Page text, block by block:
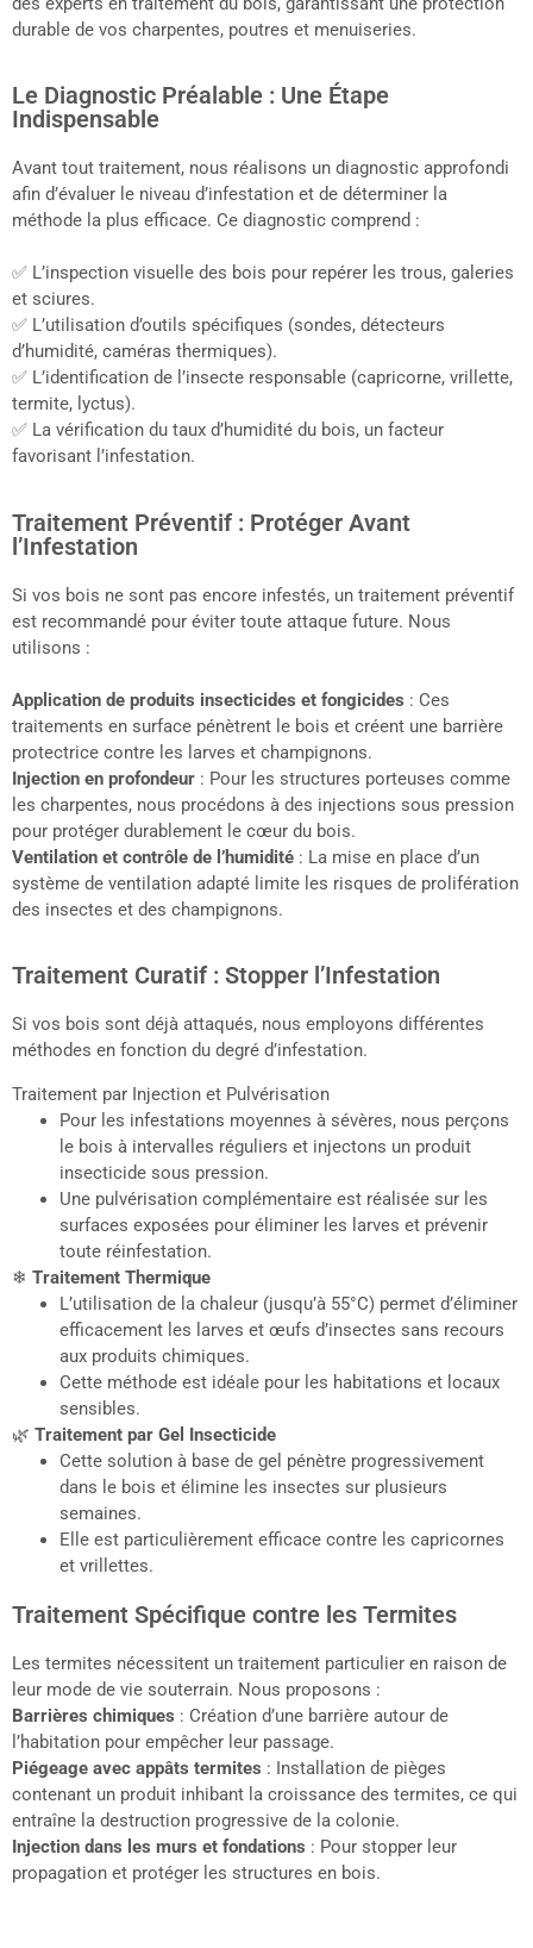
durable de vos charpentes, poutres et menuiseries.
Le Diagnostic Préalable : Une Étape
Indispensable
Avant tout traitement, nous réalisons un diagnostic approfondi
afin d’évaluer le niveau d’infestation et de déterminer la
méthode la plus efficace. Ce diagnostic comprend :
✅ L’inspection visuelle des bois pour repérer les trous, galeries
et sciures.
✅ L’utilisation d’outils spécifiques (sondes, détecteurs
d’humidité, caméras thermiques).
✅ L’identification de l’insecte responsable (capricorne, vrillette,
termite, lyctus).
✅ La vérification du taux d’humidité du bois, un facteur
favorisant l’infestation.
Traitement Préventif : Protéger Avant
l’Infestation
Si vos bois ne sont pas encore infestés, un traitement préventif
est recommandé pour éviter toute attaque future. Nous
utilisons :
Application de produits insecticides et fongicides : Ces
traitements en surface pénètrent le bois et créent une barrière
protectrice contre les larves et champignons.
Injection en profondeur : Pour les structures porteuses comme
les charpentes, nous procédons à des injections sous pression
pour protéger durablement le cœur du bois.
Ventilation et contrôle de l’humidité : La mise en place d’un
système de ventilation adapté limite les risques de prolifération
des insectes et des champignons.
Traitement Curatif : Stopper l’Infestation
Si vos bois sont déjà attaqués, nous employons différentes
méthodes en fonction du degré d’infestation.
Traitement par Injection et Pulvérisation
Pour les infestations moyennes à sévères, nous perçons
le bois à intervalles réguliers et injectons un produit
insecticide sous pression.
Une pulvérisation complémentaire est réalisée sur les
surfaces exposées pour éliminer les larves et prévenir
toute réinfestation.
❄ Traitement Thermique
L’utilisation de la chaleur (jusqu’à 55°C) permet d’éliminer
efficacement les larves et œufs d’insectes sans recours
aux produits chimiques.
Cette méthode est idéale pour les habitations et locaux
sensibles.
🌿 Traitement par Gel Insecticide
Cette solution à base de gel pénètre progressivement
dans le bois et élimine les insectes sur plusieurs
semaines.
Elle est particulièrement efficace contre les capricornes
et vrillettes.
Traitement Spécifique contre les Termites
Les termites nécessitent un traitement particulier en raison de
leur mode de vie souterrain. Nous proposons :
Barrières chimiques : Création d’une barrière autour de
l’habitation pour empêcher leur passage.
Piégeage avec appâts termites : Installation de pièges
contenant un produit inhibant la croissance des termites, ce qui
entraîne la destruction progressive de la colonie.
Injection dans les murs et fondations : Pour stopper leur
propagation et protéger les structures en bois.